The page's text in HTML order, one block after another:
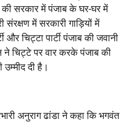
की सरकार में पंजाब के घर-घर में
संरक्षण में सरकारी गाड़ियों में
और चिट्टा पार्टी पंजाब की जवानी
ने चिट्टे पर वार करके पंजाब की
दी है।
अनुराग ढांडा ने कहा कि भगवंत